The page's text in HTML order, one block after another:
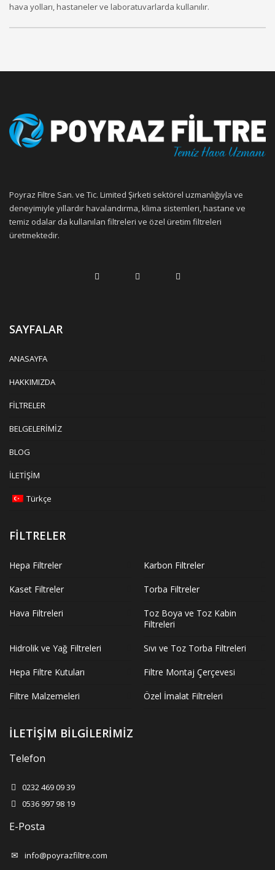
hava yolları, hastaneler ve laboratuvarlarda kullanılır.
Poyraz Filtre San. ve Tic. Limited Şirketi sektörel uzmanlığıyla ve
deneyimiyle yıllardır havalandırma, klima sistemleri, hastane ve
temiz odalar da kullanılan filtreleri ve özel üretim filtreleri
üretmektedir.
SAYFALAR
ANASAYFA
HAKKIMIZDA
FİLTRELER
BELGELERİMİZ
BLOG
İLETİŞİM
Türkçe
FİLTRELER
Hepa Filtreler Karbon Filtreler
Kaset Filtreler Torba Filtreler
Hava Filtreleri
Toz Boya ve Toz Kabin
Filtreleri
Hidrolik ve Yağ Filtreleri Sıvı ve Toz Torba Filtreleri
Hepa Filtre Kutuları Filtre Montaj Çerçevesi
Filtre Malzemeleri Özel İmalat Filtreleri
İLETİŞİM BİLGİLERİMİZ
Telefon
0232 469 09 39
0536 997 98 19
E-Posta
info@poyrazfiltre.com